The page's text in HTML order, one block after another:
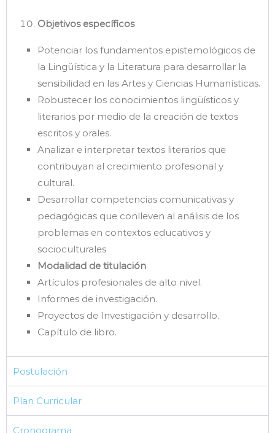
Objetivos específicos
Potenciar los fundamentos epistemológicos de
la Lingüística y la Literatura para desarrollar la
sensibilidad en las Artes y Ciencias Humanísticas.
Robustecer los conocimientos lingüísticos y
literarios por medio de la creación de textos
escritos y orales.
Analizar e interpretar textos literarios que
contribuyan al crecimiento profesional y
cultural.
Desarrollar competencias comunicativas y
pedagógicas que conlleven al análisis de los
problemas en contextos educativos y
socioculturales
Modalidad de titulación
Artículos profesionales de alto nivel.
Informes de investigación.
Proyectos de Investigación y desarrollo.
Capítulo de libro.
Postulación
Plan Curricular
Cronograma